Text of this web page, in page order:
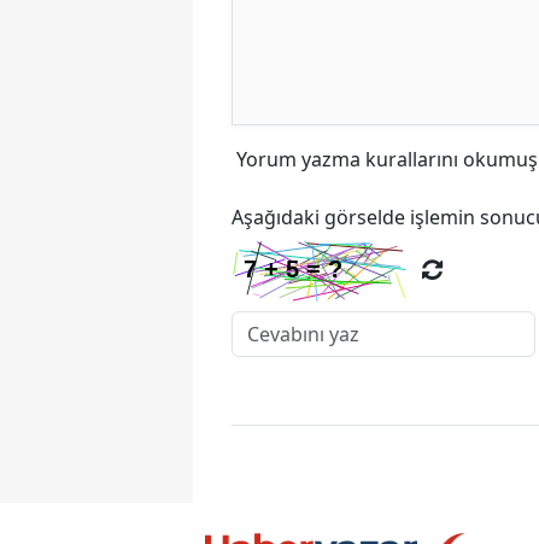
Yorum yazma kurallarını okumuş
Aşağıdaki görselde işlemin